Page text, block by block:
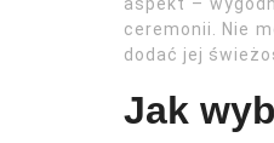
ceremonii. Nie
dodać jej
Jak